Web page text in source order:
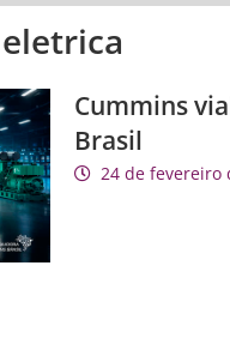
Cummins
Brasil
24 de fevereiro